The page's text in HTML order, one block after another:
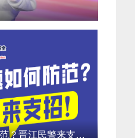
网络安全问题如何防范？晋江民警来支招！